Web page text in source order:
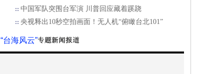
中国军队突围台军演 川普回应藏着蹊跷
央视释出10秒空拍画面！无人机“俯瞰台北101”
“台海风云”